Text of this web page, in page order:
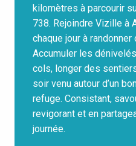
kilomètres à parcourir
738. Rejoindre Vizille à
chaque jour à
Accumuler les
cols, longer des
soir venu autour d’un
refuge. Consistant,
revigorant et en
journée.